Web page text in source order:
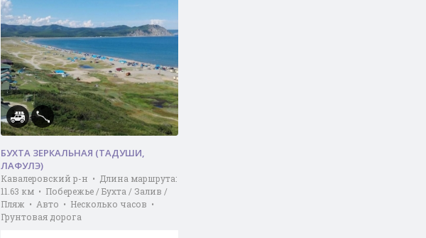
БУХТА ЗЕРКАЛЬНАЯ (ТАДУШИ,
ЛАФУЛЭ)
Кавалеровский р-н • Длина маршрута:
11.63 км • Побережье / Бухта / Залив /
Пляж • Авто • Несколько часов •
Грунтовая дорога